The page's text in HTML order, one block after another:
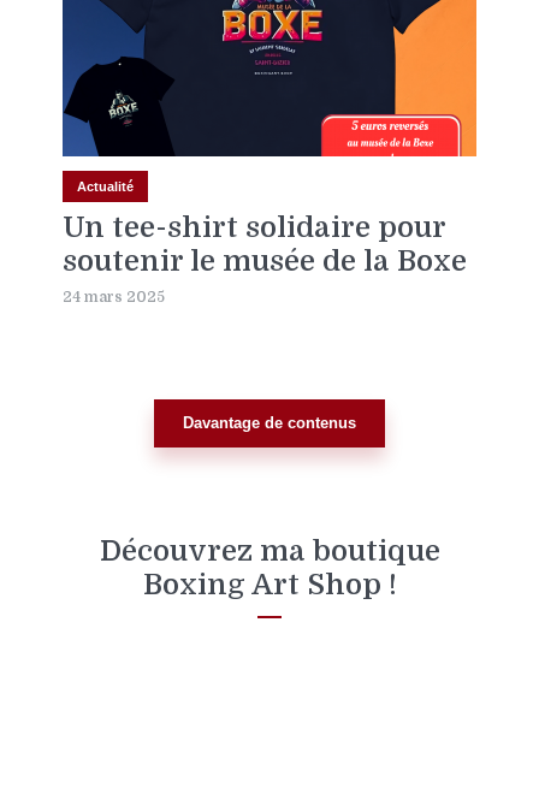
Actualité
Un tee-shirt solidaire pour
soutenir le musée de la Boxe
24 mars 2025
Davantage de contenus
Découvrez ma boutique
Boxing Art Shop !